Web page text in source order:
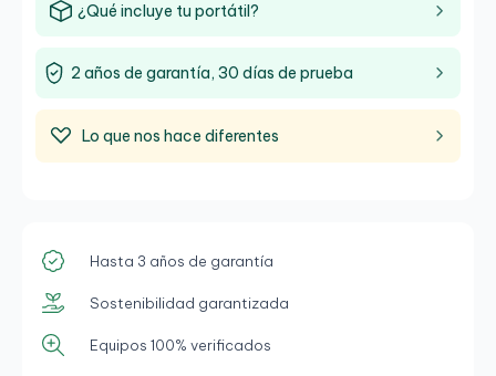
¿Qué incluye tu portátil?
2 años de garantía, 30 días de prueba
Lo que nos hace diferentes
Hasta 3 años de garantía
Sostenibilidad garantizada
Equipos 100% verificados